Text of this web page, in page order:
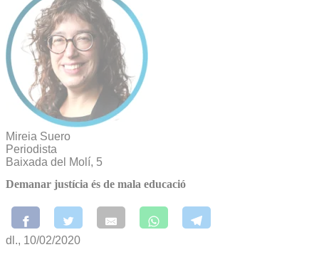
Mireia Suero
Periodista
Baixada del Molí, 5
Demanar justícia és de mala educació
dl., 10/02/2020